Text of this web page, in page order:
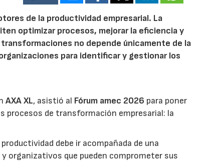
de la productividad empresarial. La
optimizar procesos, mejorar la eficiencia y
no depende únicamente de la
para identificar y gestionar los
AXA XL, asistió al Fórum amec 2026 para poner
procesos de transformación empresarial: la
debe ir acompañada de una
organizativos que pueden comprometer sus